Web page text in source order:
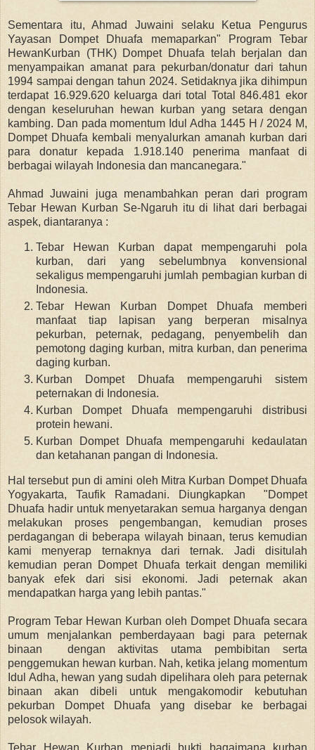
Sementara itu,Ahmad Juwaini selaku Ketua Pengurus
Yayasan Dompet Dhuafa memaparkan"
Program Tebar
HewanKurban (THK) Dompet Dhuafa telah berjalan dan
menyampaikan amanat para pekurban/donatur dari tahun
1994 sampai dengan tahun 2024. Setidaknya jika dihimpun
terdapat 16.929.620 keluarga dari total Total 846.481 ekor
dengan keseluruhan hewan kurban yang setara dengan
kambing. Dan pada momentum Idul Adha 1445 H / 2024 M,
Dompet Dhuafa kembali menyalurkan amanah kurban dari
para donatur kepada 1.918.140 penerima manfaat di
berbagai wilayah Indonesia dan mancanegara."
Ahmad Juwaini juga menambahkan peran dari program
Tebar Hewan Kurban Se-Ngaruh itu di lihat dari berbagai
aspek, diantaranya :
Tebar Hewan Kurban dapat mempengaruhi pola
kurban, dari yang sebelumbnya konvensional
sekaligus mempengaruhi jumlah pembagian kurban di
Indonesia.
Tebar Hewan Kurban Dompet Dhuafa memberi
manfaat tiap lapisan yang berperan misalnya
pekurban, peternak, pedagang, penyembelih dan
pemotong daging kurban, mitra kurban, dan penerima
daging kurban.
Kurban Dompet Dhuafa mempengaruhi sistem
peternakan di Indonesia.
Kurban Dompet Dhuafa mempengaruhi distribusi
protein hewani.
Kurban Dompet Dhuafa mempengaruhi kedaulatan
dan ketahanan pangan di Indonesia.
Hal tersebut pun di amini oleh Mitra Kurban Dompet Dhuafa
Yogyakarta, Taufik Ramadani. Diungkapkan "Dompet
Dhuafa hadir untuk menyetarakan semua harganya dengan
melakukan proses pengembangan, kemudian proses
perdagangan di beberapa wilayah binaan, terus kemudian
kami menyerap ternaknya dari ternak. Jadi disitulah
kemudian peran Dompet Dhuafa terkait dengan memiliki
banyak efek dari sisi ekonomi. Jadi peternak akan
mendapatkan harga yang lebih pantas."
Program Tebar Hewan Kurban oleh Dompet Dhuafa secara
umum menjalankan pemberdayaan bagi para peternak
binaan dengan aktivitas utama pembibitan serta
penggemukan hewan kurban. Nah, ketika jelang momentum
Idul Adha, hewan yang sudah dipelihara oleh para peternak
binaan akan dibeli untuk mengakomodir kebutuhan
pekurban Dompet Dhuafa yang disebar ke berbagai
pelosok wilayah.